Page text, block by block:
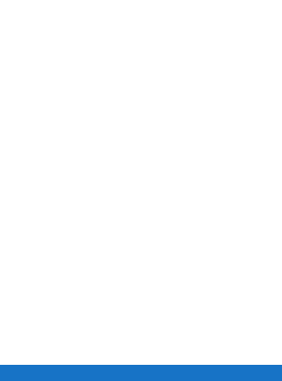
压力表